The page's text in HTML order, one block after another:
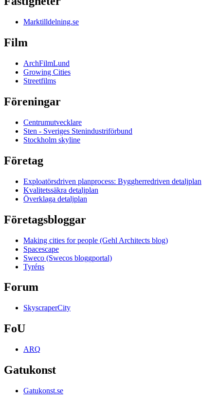
Marktilldelning.se
Film
ArchFilmLund
Growing Cities
Streetfilms
Föreningar
Centrumutvecklare
Sten - Sveriges Stenindustriförbund
Stockholm skyline
Företag
Exploatörsdriven planprocess: Byggherredriven detaljplan
Kvalitetssäkra detaljplan
Överklaga detaljplan
Företagsbloggar
Making cities for people (Gehl Architects blog)
Spacescape
Sweco (Swecos bloggportal)
Tyréns
Forum
SkyscraperCity
FoU
ARQ
Gatukonst
Gatukonst.se